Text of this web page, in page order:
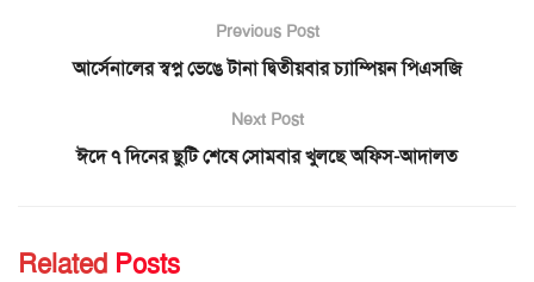
Previous Post
আর্সেনালের স্বপ্ন ভেঙে টানা দ্বিতীয়বার চ্যাম্পিয়ন পিএসজি
Next Post
ঈদে ৭ দিনের ছুটি শেষে সোমবার খুলছে অফিস-আদালত
Related Posts